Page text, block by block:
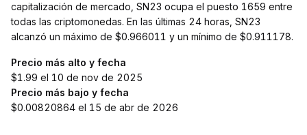
capitalización de mercado, SN23 ocupa el puesto 1659 entre
todas las criptomonedas. En las últimas 24 horas, SN23
alcanzó un máximo de $0.966011 y un mínimo de $0.911178.
Precio más alto y fecha
$1.99 el 10 de nov de 2025
Precio más bajo y fecha
$0.00820864 el 15 de abr de 2026